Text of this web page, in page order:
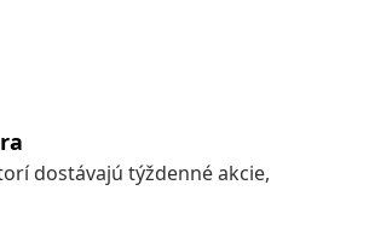
dostávajú týždenné akcie,